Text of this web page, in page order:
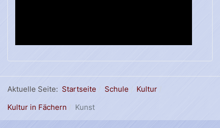
Aktuelle Seite: Startseite Schule
Kultur
Kultur in Fächern
Kunst